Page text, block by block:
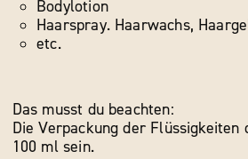
Bodylotion
Haarspray. Haarwachs,
etc.
Das musst du beachten:
Die Verpackung der
100 ml sein.